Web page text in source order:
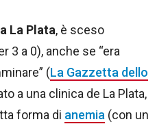
La Plata, è sceso
3 a 0), anche se “era
(La Gazzetta dello
a una clinica de La Plata,
forma di anemia (con un